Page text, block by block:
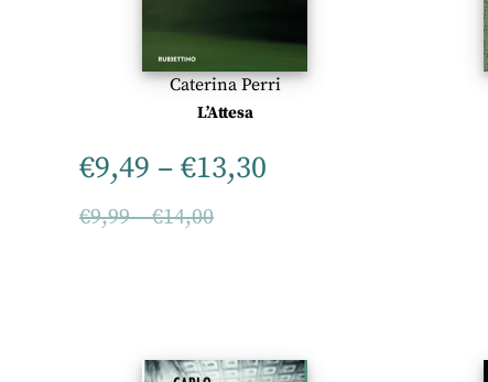
Caterina Perri
L’Attesa
€9,49 – €13,30
€9,99–€14,00